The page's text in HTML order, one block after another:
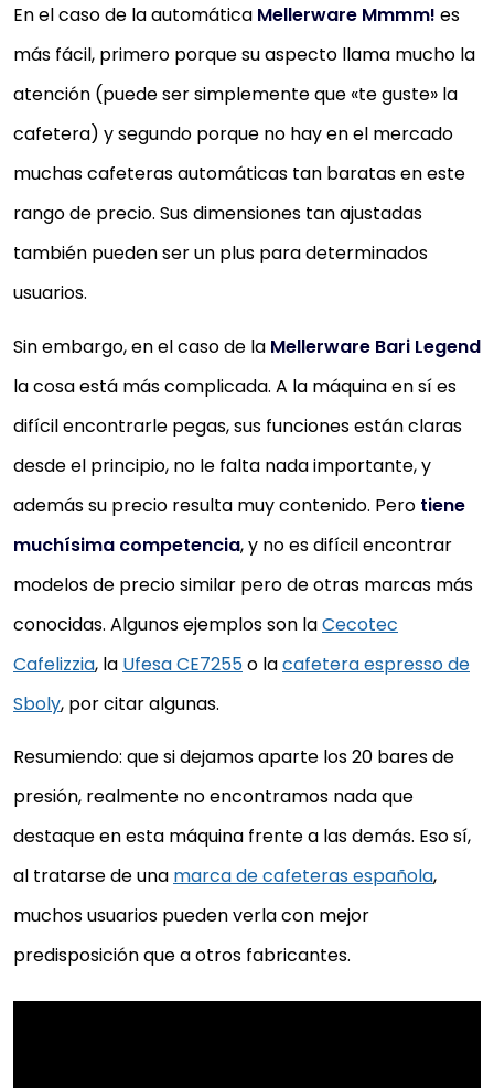
minutos, e incluye dos...
116,99 €
En el caso de la automática Mellerware Mmmm! es
más fácil, primero porque su aspecto llama mucho la
atención (puede ser simplemente que «te guste» la
cafetera) y segundo porque no hay en el mercado
muchas cafeteras automáticas tan baratas en este
rango de precio. Sus dimensiones tan ajustadas
también pueden ser un plus para determinados
usuarios.
Sin embargo, en el caso de la Mellerware Bari Legend
la cosa está más complicada. A la máquina en sí es
difícil encontrarle pegas, sus funciones están claras
desde el principio, no le falta nada importante, y
además su precio resulta muy contenido. Pero tiene
muchísima competencia, y no es difícil encontrar
modelos de precio similar pero de otras marcas más
conocidas. Algunos ejemplos son laCecotec
Cafelizzia, la Ufesa CE7255o lacafetera espresso de
Sboly, por citar algunas.
Resumiendo: que si dejamos aparte los 20 bares de
presión, realmente no encontramos nada que
destaque en esta máquina frente a las demás. Eso sí,
al tratarse de una marca de cafeteras española,
muchos usuarios pueden verla con mejor
predisposición que a otros fabricantes.